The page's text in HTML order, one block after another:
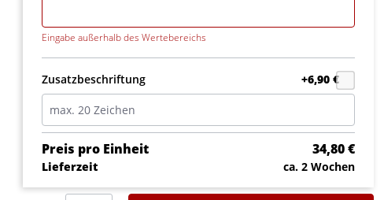
Eingabe außerhalb des Wertebereichs
Zusatzbeschriftung +6,90 €
Preis pro Einheit 34,80 €
Lieferzeit ca. 2 Wochen